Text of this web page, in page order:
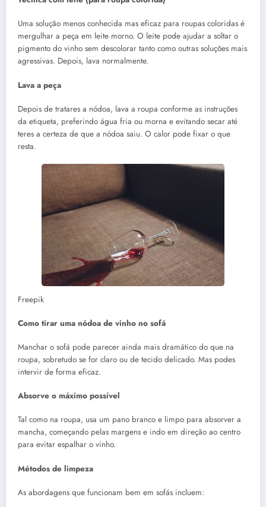
Uma solução menos conhecida mas eficaz para roupas coloridas é
mergulhar a peça em leite morno. O leite pode ajudar a soltar o
pigmento do vinho sem descolorar tanto como outras soluções mais
agressivas. Depois, lava normalmente.
Lava a peça
Depois de tratares a nódoa, lava a roupa conforme as instruções
da etiqueta, preferindo água fria ou morna e evitando secar até
teres a certeza de que a nódoa saiu. O calor pode fixar o que
resta.
Freepik
Como tirar uma nódoa de vinho no sofá
Manchar o sofá pode parecer ainda mais dramático do que na
roupa, sobretudo se for claro ou de tecido delicado. Mas podes
intervir de forma eficaz.
Absorve o máximo possível
Tal como na roupa, usa um pano branco e limpo para absorver a
mancha, começando pelas margens e indo em direção ao centro
para evitar espalhar o vinho.
Métodos de limpeza
As abordagens que funcionam bem em sofás incluem: